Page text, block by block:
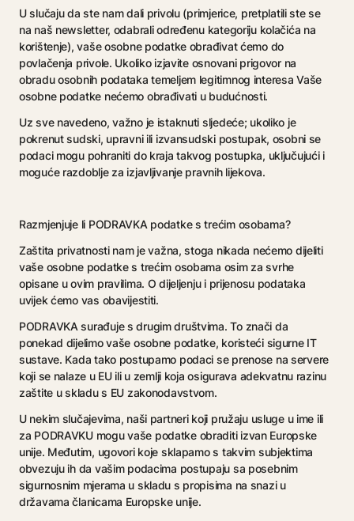
U slučaju da ste nam dali privolu (primjerice, pretplatili ste se
na naš newsletter, odabrali određenu kategoriju kolačića na
korištenje), vaše osobne podatke obrađivat ćemo do
povlačenja privole. Ukoliko izjavite osnovani prigovor na
obradu osobnih podataka temeljem legitimnog interesa Vaše
osobne podatke nećemo obrađivati u budućnosti.
Uz sve navedeno, važno je istaknuti sljedeće; ukoliko je
pokrenut sudski, upravni ili izvansudski postupak, osobni se
podaci mogu pohraniti do kraja takvog postupka, uključujući i
moguće razdoblje za izjavljivanje pravnih lijekova.
Razmjenjuje li PODRAVKA podatke s trećim osobama?
Zaštita privatnosti nam je važna, stoga nikada nećemo dijeliti
vaše osobne podatke s trećim osobama osim za svrhe
opisane u ovim pravilima. O dijeljenju i prijenosu podataka
uvijek ćemo vas obavijestiti.
PODRAVKA surađuje s drugim društvima. To znači da
ponekad dijelimo vaše osobne podatke, koristeći sigurne IT
sustave. Kada tako postupamo podaci se prenose na servere
koji se nalaze u EU ili u zemlji koja osigurava adekvatnu razinu
zaštite u skladu s EU zakonodavstvom.
U nekim slučajevima, naši partneri koji pružaju usluge u ime ili
za PODRAVKU mogu vaše podatke obraditi izvan Europske
unije. Međutim, ugovori koje sklapamo s takvim subjektima
obvezuju ih da vašim podacima postupaju sa posebnim
sigurnosnim mjerama u skladu s propisima na snazi u
državama članicama Europske unije.